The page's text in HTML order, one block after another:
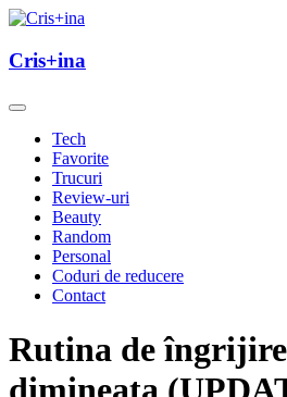
Skip
content
Cris+ina
Cris+ina
Tech
Favorite
Trucuri
Review-uri
Beauty
Random
Personal
Coduri de reducere
Contact
Rutina de